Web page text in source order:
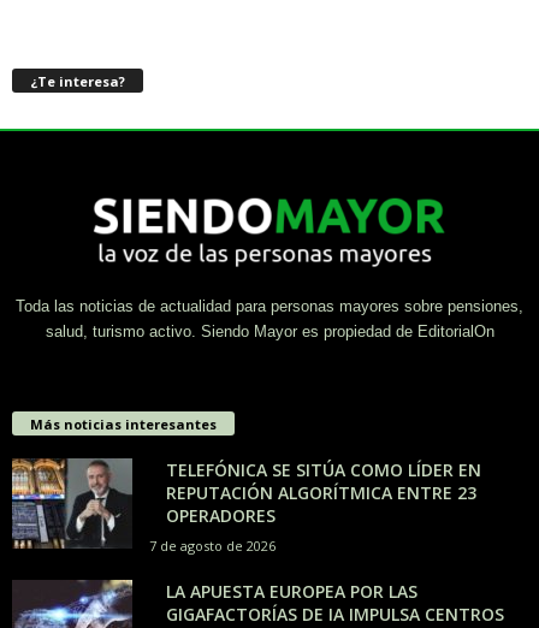
¿Te interesa?
Toda las noticias de actualidad para personas mayores sobre pensiones,
salud, turismo activo. Siendo Mayor es propiedad de EditorialOn
Más noticias interesantes
TELEFÓNICA SE SITÚA COMO LÍDER EN
REPUTACIÓN ALGORÍTMICA ENTRE 23
OPERADORES
7 de agosto de 2026
LA APUESTA EUROPEA POR LAS
GIGAFACTORÍAS DE IA IMPULSA CENTROS